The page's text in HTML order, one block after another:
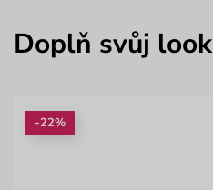
Doplň svůj look
-22%